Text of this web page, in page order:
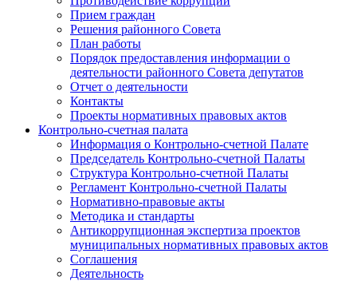
Прием граждан
Решения районного Совета
План работы
Порядок предоставления информации о
деятельности районного Совета депутатов
Отчет о деятельности
Контакты
Проекты нормативных правовых актов
Контрольно-счетная палата
Информация о Контрольно-счетной Палате
Председатель Контрольно-счетной Палаты
Структура Контрольно-счетной Палаты
Регламент Контрольно-счетной Палаты
Нормативно-правовые акты
Методика и стандарты
Антикоррупционная экспертиза проектов
муниципальных нормативных правовых актов
Соглашения
Деятельность